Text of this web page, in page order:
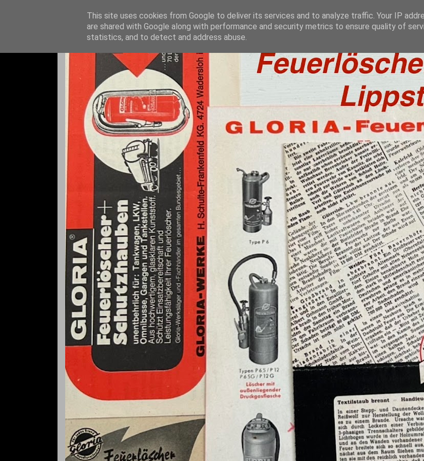
This site uses cookies from Google to deliver its services and to analyze traffic. Your IP
are shared with Google along with performance and security metrics to ensure quality of
statistics, and to detect and address abuse.